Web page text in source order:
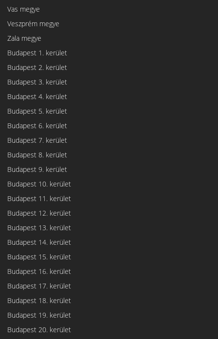
Vas megye
Veszprém megye
Zala megye
Budapest 1. kerület
Budapest 2. kerület
Budapest 3. kerület
Budapest 4. kerület
Budapest 5. kerület
Budapest 6. kerület
Budapest 7. kerület
Budapest 8. kerület
Budapest 9. kerület
Budapest 10. kerület
Budapest 11. kerület
Budapest 12. kerület
Budapest 13. kerület
Budapest 14. kerület
Budapest 15. kerület
Budapest 16. kerület
Budapest 17. kerület
Budapest 18. kerület
Budapest 19. kerület
Budapest 20. kerület